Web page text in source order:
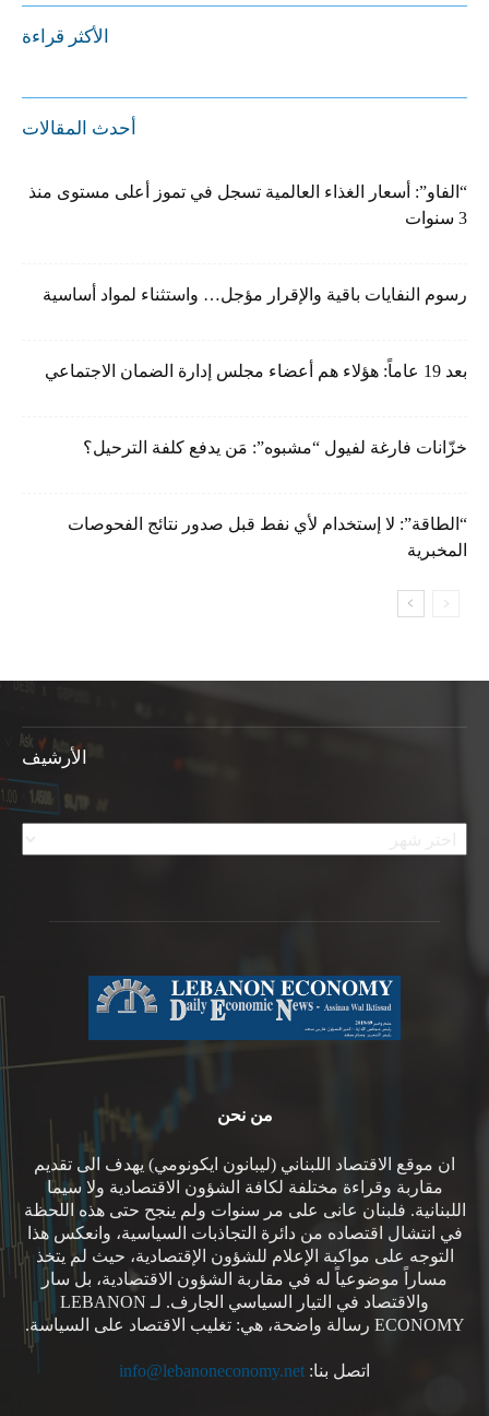
الأكثر قراءة
أحدث المقالات
“الفاو”: أسعار الغذاء العالمية تسجل في تموز أعلى مستوى منذ
3 سنوات
رسوم النفايات باقية والإقرار مؤجل… واستثناء لمواد أساسية
بعد 19 عاماً: هؤلاء هم أعضاء مجلس إدارة الضمان الاجتماعي
خزّانات فارغة لفيول “مشبوه”: مَن يدفع كلفة الترحيل؟
“الطاقة”: لا إستخدام لأي نفط قبل صدور نتائج الفحوصات
المخبرية
الأرشيف
الأرشيف
من نحن
ان موقع الاقتصاد اللبناني (ليبانون ايكونومي) يهدف الى تقديم
مقاربة وقراءة مختلفة لكافة الشؤون الاقتصادية ولا سيما
اللبنانية. فلبنان عانى على مر سنوات ولم ينجح حتى هذه اللحظة
في انتشال اقتصاده من دائرة التجاذبات السياسية، وانعكس هذا
التوجه على مواكبة الإعلام للشؤون الإقتصادية، حيث لم يتخذ
مساراً موضوعياً له في مقاربة الشؤون الاقتصادية، بل سار
والاقتصاد في التيار السياسي الجارف. لـ LEBANON
ECONOMY رسالة واضحة، هي: تغليب الاقتصاد على السياسة.
اتصل بنا: info@lebanoneconomy.net